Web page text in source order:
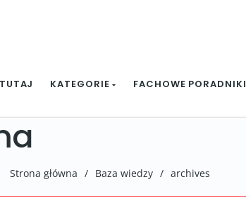
KATEGORIE FACHOWE PORADNIKI
Strona główna / Baza wiedzy / archives